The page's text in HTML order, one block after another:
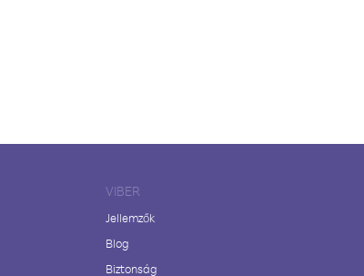
VIBER
Jellemzők
Blog
Biztonság